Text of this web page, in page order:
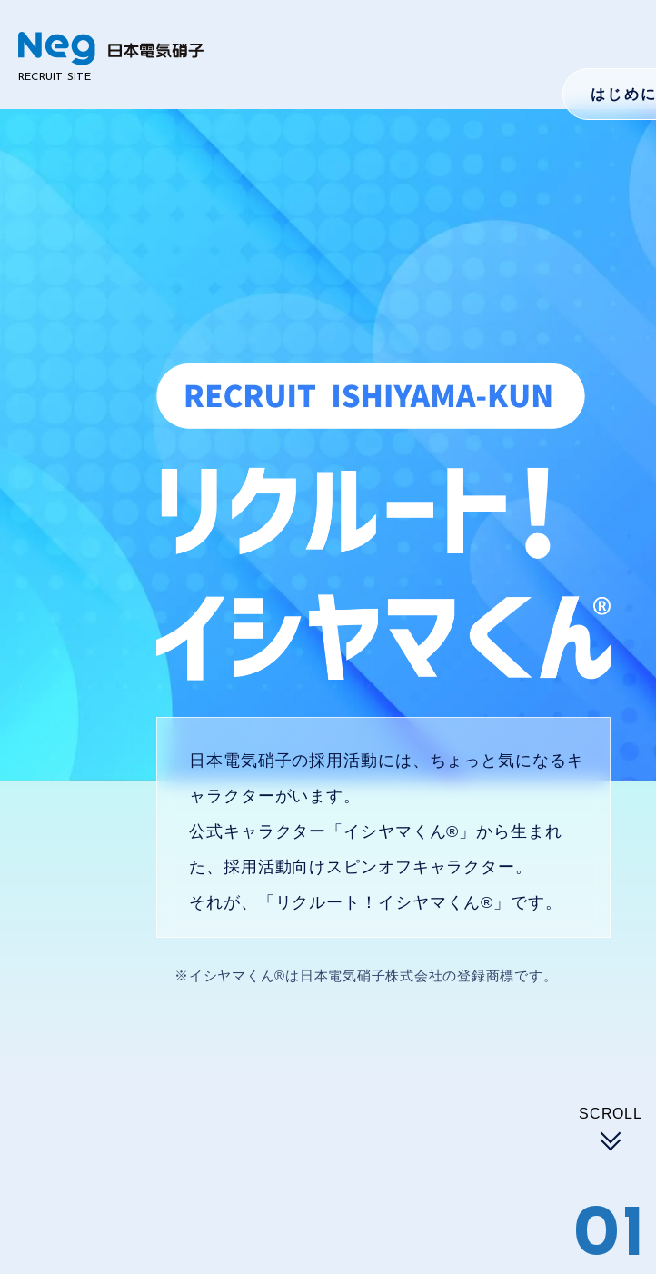
はじめに
RECRUIT SITE
日本電気硝子の採用活動には、ちょっと気になるキ
ャラクターがいます。
公式キャラクター「イシヤマくん®」から生まれ
た、採用活動向けスピンオフキャラクター。
それが、
「リクルート！イシヤマくん®」 です。
※イシヤマくん®は日本電気硝子株式会社の登録商標です。
SCROLL
01